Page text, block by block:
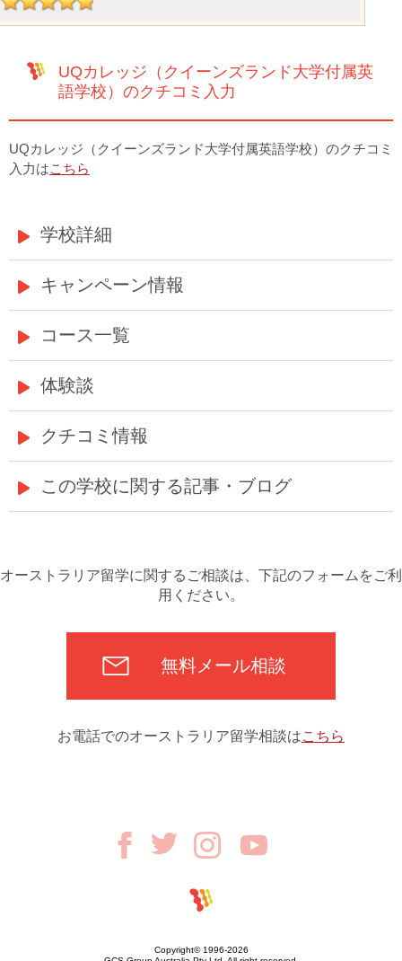
UQカレッジ（クイーンズランド大学付属英
語学校）のクチコミ入力
UQカレッジ（クイーンズランド大学付属英語学校）のクチコミ
入力はこちら
学校詳細
キャンペーン情報
コース一覧
体験談
クチコミ情報
この学校に関する記事・ブログ
オーストラリア留学に関するご相談は、下記のフォームをご利
用ください。
無料メール相談
お電話でのオーストラリア留学相談はこちら
Copyright© 1996-2026